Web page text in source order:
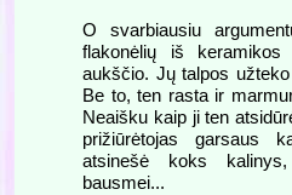
O svarbiausiu
flakonėlių iš
aukščio. Jų talpos
Be to, ten rasta ir
Neaišku kaip ji ten
prižiūrėtojas garsaus
atsinešė koks
bausmei...